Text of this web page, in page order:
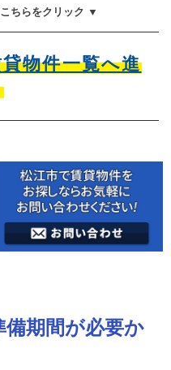
ちらをクリック ▼
物件一覧へ進
備期間が必要か